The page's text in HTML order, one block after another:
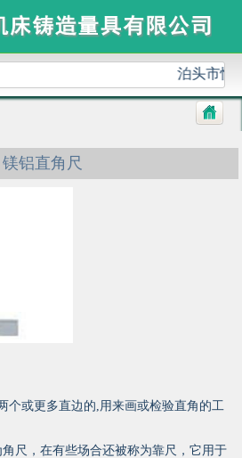
泊头市恒
镁铝直角尺
个或更多直边的,用来画或检验直角的工
尺，在有些场合还被称为靠尺，它用于